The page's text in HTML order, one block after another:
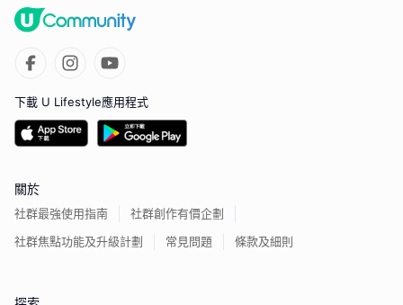
下載 U Lifestyle應用程式
關於
社群最強使用指南
社群創作有價企劃
社群焦點功能及升級計劃
常見問題 條款及細則